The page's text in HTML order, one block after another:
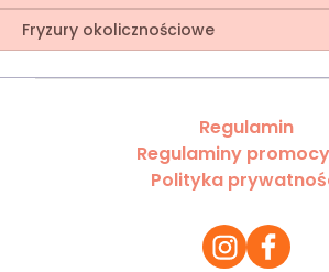
Fryzury okolicznościowe
Regulamin
Regulaminy
Polityka